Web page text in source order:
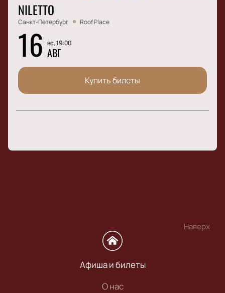
NILETTO
Санкт-Петербург Roof Place
16 вс, 19:00
АВГ
Купить билеты
Наверх
Афиша и билеты
О нас